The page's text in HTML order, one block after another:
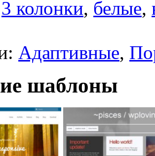
3 колонки, белые,
Адаптивные,
шаблоны